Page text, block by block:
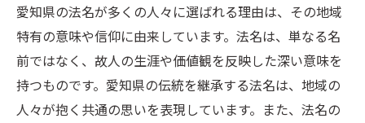
愛知県の法名が多くの人々に選ばれる理由は、その地域
特有の意味や信仰に由来しています。法名は、単なる名
前ではなく、故人の生涯や価値観を反映した深い意味を
持つものです。愛知県の伝統を継承する法名は、地域の
人々が抱く共通の思いを表現しています。また、法名の